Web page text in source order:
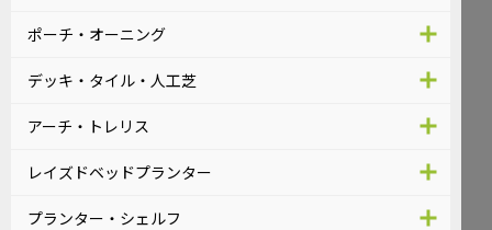
ポーチ・オーニング
デッキ・タイル・人工芝
アーチ・トレリス
レイズドベッドプランター
プランター・シェルフ